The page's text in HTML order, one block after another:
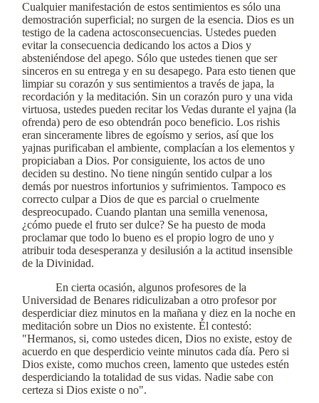
Cualquier manifestación de estos sentimientos es sólo una
demostración superficial; no surgen de la esencia. Dios es un
testigo de la cadena actosconsecuencias. Ustedes pueden
evitar la consecuencia dedicando los actos a Dios y
absteniéndose del apego. Sólo que ustedes tienen que ser
sinceros en su entrega y en su desapego. Para esto tienen que
limpiar su corazón y sus sentimientos a través de japa, la
recordación y la meditación. Sin un corazón puro y una vida
virtuosa, ustedes pueden recitar los Vedas durante el yajna (la
ofrenda) pero de eso obtendrán poco beneficio. Los rishis
eran sinceramente libres de egoísmo y serios, así que los
yajnas purificaban el ambiente, complacían a los elementos y
propiciaban a Dios. Por consiguiente, los actos de uno
deciden su destino. No tiene ningún sentido culpar a los
demás por nuestros infortunios y sufrimientos. Tampoco es
correcto culpar a Dios de que es parcial o cruelmente
despreocupado. Cuando plantan una semilla venenosa,
¿cómo puede el fruto ser dulce? Se ha puesto de moda
proclamar que todo lo bueno es el propio logro de uno y
atribuir toda desesperanza y desilusión a la actitud insensible
de la Divinidad.
En cierta ocasión, algunos profesores de la
Universidad de Benares ridiculizaban a otro profesor por
desperdiciar diez minutos en la mañana y diez en la noche en
meditación sobre un Dios no existente. Él contestó:
"Hermanos, si, como ustedes dicen, Dios no existe, estoy de
acuerdo en que desperdicio veinte minutos cada día. Pero si
Dios existe, como muchos creen, lamento que ustedes estén
desperdiciando la totalidad de sus vidas. Nadie sabe con
certeza si Dios existe o no".